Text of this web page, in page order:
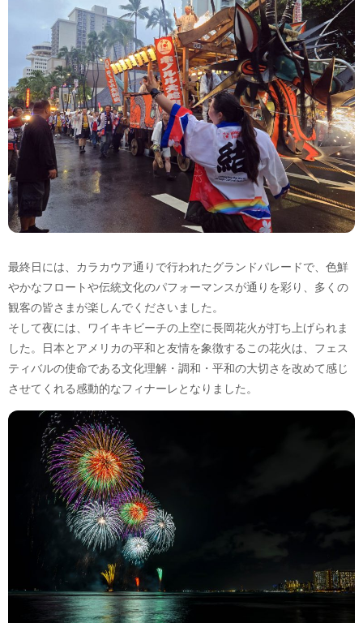
最終日には、カラカウア通りで行われたグランドパレードで、色鮮
やかなフロートや伝統文化のパフォーマンスが通りを彩り、多くの
観客の皆さまが楽しんでくださいました。
そして夜には、ワイキキビーチの上空に長岡花火が打ち上げられま
した。日本とアメリカの平和と友情を象徴するこの花火は、フェス
ティバルの使命である文化理解・調和・平和の大切さを改めて感じ
させてくれる感動的なフィナーレとなりました。